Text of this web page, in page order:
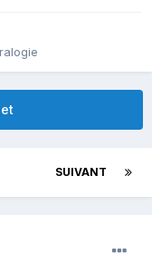
SUIVANT